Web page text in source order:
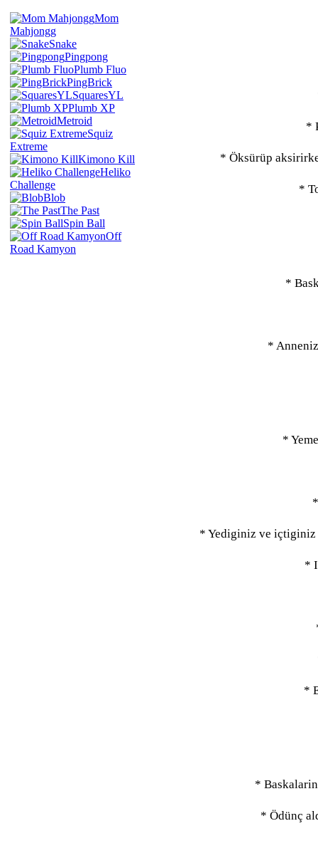
Mom
Mahjongg
Snake
Pingpong
Plumb Fluo
PingBrick
SquaresYL
Plumb XP
Metroid
Squiz
Extreme
Kimono Kill
Heliko
Challenge
Blob
The Past
Spin Ball
Off
Road Kamyon
*
* Öksürüp
*
*
*
*
* Yediginiz ve
*
*
*
* Ödünç